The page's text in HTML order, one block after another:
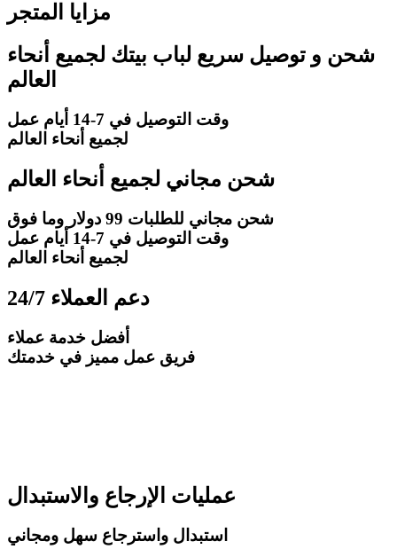
مزايا المتجر
شحن و توصيل سريع لباب بيتك لجميع أنحاء
العالم
وقت التوصيل في 7-14 أيام عمل
لجميع أنحاء العالم
شحن مجاني لجميع أنحاء العالم
شحن مجاني للطلبات 99 دولار وما فوق
وقت التوصيل في 7-14 أيام عمل
لجميع أنحاء العالم
24/7 دعم العملاء
أفضل خدمة عملاء
فريق عمل مميز في خدمتك
عمليات الإرجاع والاستبدال